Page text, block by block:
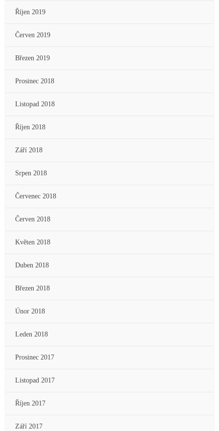
Říjen 2019
Červen 2019
Březen 2019
Prosinec 2018
Listopad 2018
Říjen 2018
Září 2018
Srpen 2018
Červenec 2018
Červen 2018
Květen 2018
Duben 2018
Březen 2018
Únor 2018
Leden 2018
Prosinec 2017
Listopad 2017
Říjen 2017
Září 2017